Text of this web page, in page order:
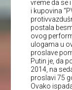
vreme da se
i kupovina
postala
ovog
ulogama u
proslave
Putin je, da
2014, na
proslavi 75
Ovako